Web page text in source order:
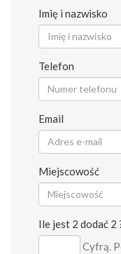
Imię i nazwisko
Telefon
Email
Miejscowość
Ile jest 2 dodać 2
Cyfrą.